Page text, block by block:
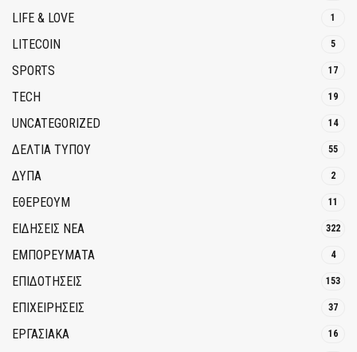
LIFE & LOVE 1
LITECOIN 5
SPORTS 17
TECH 19
UNCATEGORIZED 14
ΔΕΛΤΙΑ ΤΥΠΟΥ 55
ΔΥΠΑ 2
ΕΘΈΡΕΟΥΜ 11
ΕΙΔΗΣΕΙΣ ΝΕΑ 322
ΕΜΠΟΡΕΥΜΑΤΑ 4
ΕΠΙΔΟΤΗΣΕΙΣ 153
ΕΠΙΧΕΙΡΗΣΕΙΣ 37
ΕΡΓΑΣΙΑΚΑ 16